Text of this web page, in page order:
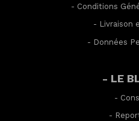
- Conditions
- Livraison
- Données
- LE
-
-